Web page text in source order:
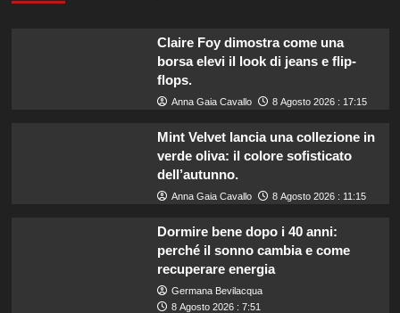
Claire Foy dimostra come una
borsa elevi il look di jeans e flip-
flops.
Anna Gaia Cavallo 8 Agosto 2026 : 17:15
Mint Velvet lancia una collezione in
verde oliva: il colore sofisticato
dell’autunno.
Anna Gaia Cavallo 8 Agosto 2026 : 11:15
Dormire bene dopo i 40 anni:
perché il sonno cambia e come
recuperare energia
Germana Bevilacqua
8 Agosto 2026 : 7:51